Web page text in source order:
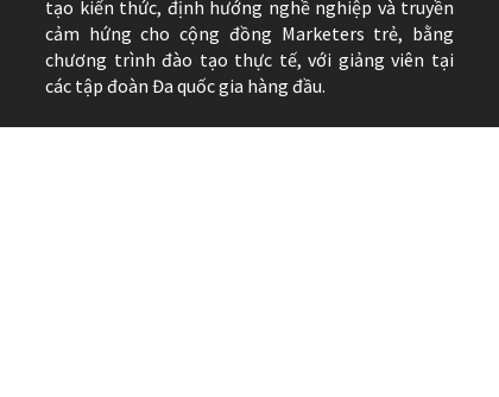
tạo kiến thức, định hướng nghề nghiệp và truyền
cảm hứng cho cộng đồng Marketers trẻ, bằng
chương trình đào tạo thực tế, với giảng viên tại
các tập đoàn Đa quốc gia hàng đầu.